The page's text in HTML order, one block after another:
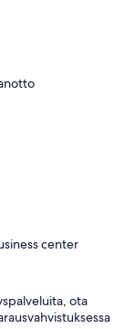
center
ota